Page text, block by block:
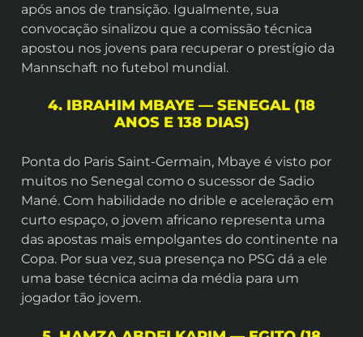
após anos de transição. Igualmente, sua
convocação sinalizou que a comissão técnica
apostou nos jovens para recuperar o prestígio da
Mannschaft no futebol mundial.
4. IBRAHIM MBAYE — SENEGAL (18
ANOS E 138 DIAS)
Ponta do Paris Saint-Germain, Mbaye é visto por
muitos no Senegal como o sucessor de Sadio
Mané. Com habilidade no drible e aceleração em
curto espaço, o jovem africano representa uma
das apostas mais empolgantes do continente na
Copa. Por sua vez, sua presença no PSG dá a ele
uma base técnica acima da média para um
jogador tão jovem.